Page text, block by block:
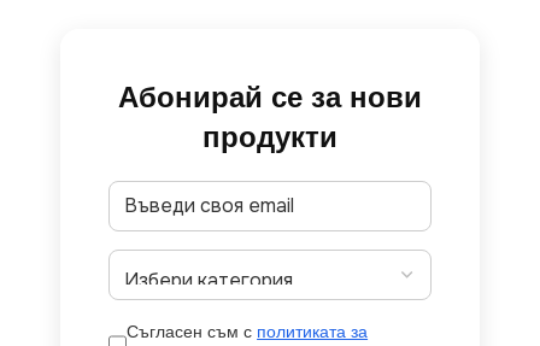
Абонирай се за нови
продукти
Съгласен съм с политиката за